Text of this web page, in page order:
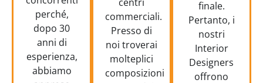
perché,
dopo 30
anni di
esperienza,
abbiamo
commerciali.
Presso di
noi troverai
molteplici
composizioni
finale.
Pertanto, i
nostri
Interior
Designers
offrono